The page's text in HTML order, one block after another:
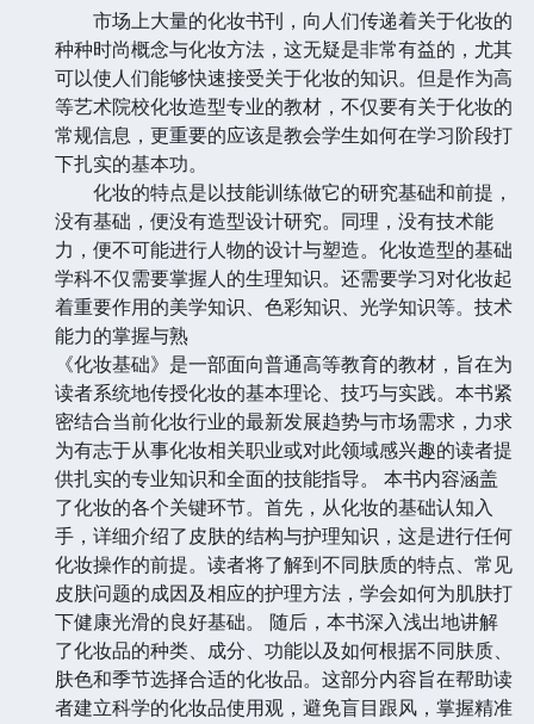
市场上大量的化妆书刊，向人们传递着关于化妆的
种种时尚概念与化妆方法，这无疑是非常有益的，尤其
可以使人们能够快速接受关于化妆的知识。但是作为高
等艺术院校化妆造型专业的教材，不仅要有关于化妆的
常规信息，更重要的应该是教会学生如何在学习阶段打
下扎实的基本功。
化妆的特点是以技能训练做它的研究基础和前提，
没有基础，便没有造型设计研究。同理，没有技术能
力，便不可能进行人物的设计与塑造。化妆造型的基础
学科不仅需要掌握人的生理知识。还需要学习对化妆起
着重要作用的美学知识、色彩知识、光学知识等。技术
能力的掌握与熟
《化妆基础》是一部面向普通高等教育的教材，旨在为
读者系统地传授化妆的基本理论、技巧与实践。本书紧
密结合当前化妆行业的最新发展趋势与市场需求，力求
为有志于从事化妆相关职业或对此领域感兴趣的读者提
供扎实的专业知识和全面的技能指导。 本书内容涵盖
了化妆的各个关键环节。首先，从化妆的基础认知入
手，详细介绍了皮肤的结构与护理知识，这是进行任何
化妆操作的前提。读者将了解到不同肤质的特点、常见
皮肤问题的成因及相应的护理方法，学会如何为肌肤打
下健康光滑的良好基础。 随后，本书深入浅出地讲解
了化妆品的种类、成分、功能以及如何根据不同肤质、
肤色和季节选择合适的化妆品。这部分内容旨在帮助读
者建立科学的化妆品使用观，避免盲目跟风，掌握精准